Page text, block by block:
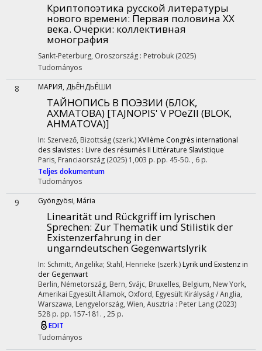
Криптопоэтика русской литературы
нового времени: Первая половина XX
века. Очерки: коллективная
монография
Sankt-Peterburg, Oroszország : Petrobuk (2025)
Tudományos
8 МАРИЯ, ДЬЁНДЬЁШИ
ТАЙНОПИСЬ В ПОЭЗИИ (БЛОК,
АХМАТОВА) [TAJNOPIS' V POeZII (BLOK,
AHMATOVA)]
In: Szervező, Bizottság (szerk.)XVIIème Congrès international
des slavistes : Livre des résumés II Littérature Slavistique
Paris, Franciaország (2025) 1,003 p. pp. 45-50. , 6 p.
Teljes dokumentum
Tudományos
9 Gyöngyösi, Mária
Linearität und Rückgriff im lyrischen
Sprechen: Zur Thematik und Stilistik der
Existenzerfahrung in der
ungarndeutschen Gegenwartslyrik
In: Schmitt, Angelika; Stahl, Henrieke (szerk.) Lyrik und Existenz in
der Gegenwart
Berlin, Németország, Bern, Svájc, Bruxelles, Belgium, New York,
Amerikai Egyesült Államok, Oxford, Egyesült Királyság / Anglia,
Warszawa, Lengyelország, Wien, Ausztria : Peter Lang (2023)
528 p. pp. 157-181. , 25 p.
EDIT
Tudományos